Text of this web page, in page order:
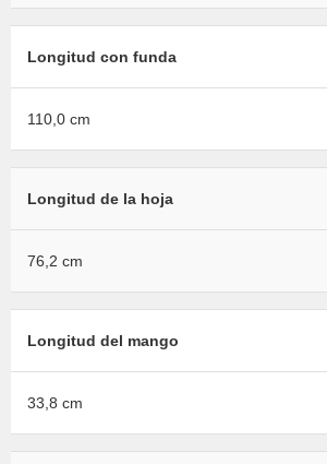
Longitud con funda
110,0 cm
Longitud de la hoja
76,2 cm
Longitud del mango
33,8 cm